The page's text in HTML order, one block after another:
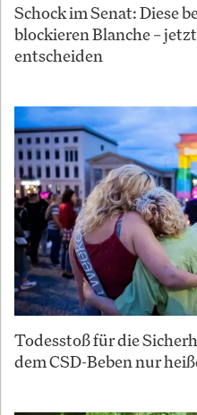
Schock im Senat: Diese
blockieren Blanche –
entscheiden
Todesstoß für die
dem CSD-Beben nur